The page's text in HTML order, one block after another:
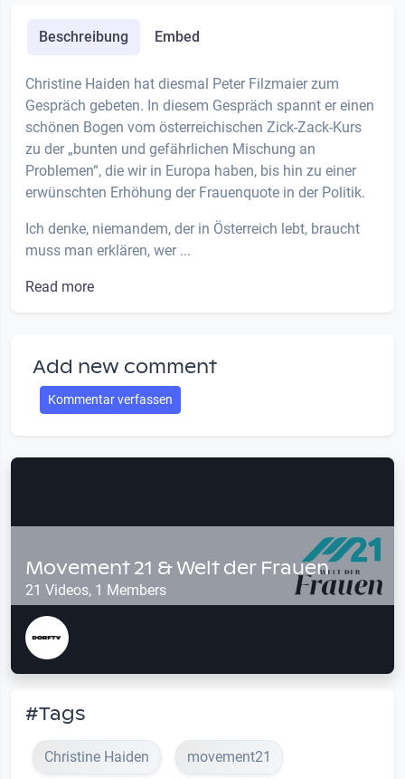
Beschreibung Embed
Christine Haiden hat diesmal Peter Filzmaier zum
Gespräch gebeten. In diesem Gespräch spannt er einen
schönen Bogen vom österreichischen Zick-Zack-Kurs
zu der „bunten und gefährlichen Mischung an
Problemen“, die wir in Europa haben, bis hin zu einer
erwünschten Erhöhung der Frauenquote in der Politik.
Ich denke, niemandem, der in Österreich lebt, braucht
muss man erklären, wer ...
Read more
Add new comment
Kommentar verfassen
Movement 21 & Welt der Frauen
21 Videos, 1 Members
#Tags
Christine Haiden movement21